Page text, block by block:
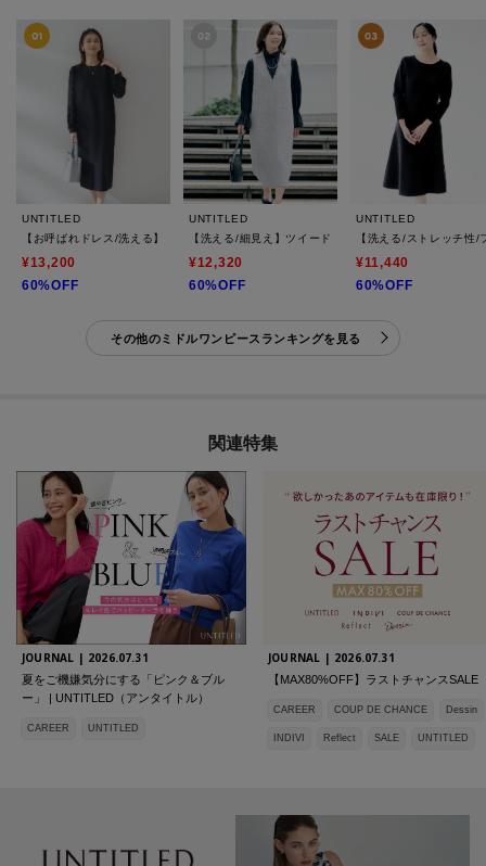
UNTITLED
【お呼ばれドレス/洗える】カットジャカードスリーブ ワンピース
¥13,200
60%OFF
UNTITLED
【洗える/細見え】ツイード ジャンパースカート
¥12,320
60%OFF
UNTITLED
【洗える/ストレッチ性
¥11,440
60%OFF
その他のミドルワンピースランキングを見る
関連特集
JOURNAL | 2026.07.31
夏をご機嫌気分にする「ピンク＆ブル
ー」 | UNTITLED（アンタイトル）
CAREER UNTITLED
JOURNAL | 2026.07.31
【MAX80%OFF】ラストチャンスSALE
CAREER COUP DE CHANCE Dessin
INDIVI Reflect SALE UNTITLED